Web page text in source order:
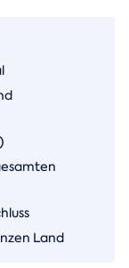
Land